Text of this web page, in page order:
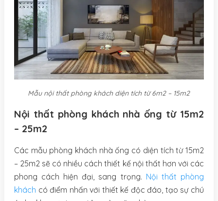
Mẫu nội thất phòng khách diện tích từ 6m2 – 15m2
Nội thất phòng khách nhà ống từ 15m2
– 25m2
Các mẫu phòng khách nhà ống có diện tích từ 15m2
– 25m2 sẽ có nhiều cách thiết kế nội thất hơn với các
phong cách hiện đại, sang trọng. Nội thất phòng
khách có điểm nhấn với thiết kế độc đáo, tạo sự chú